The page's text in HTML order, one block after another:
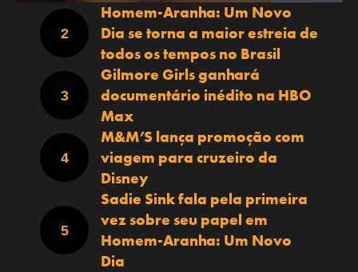
Homem-Aranha: Um Novo
Dia se torna a maior estreia de
todos os tempos no Brasil
Gilmore Girls ganhará
documentário inédito na HBO
Max
M&M’S lança promoção com
viagem para cruzeiro da
Disney
Sadie Sink fala pela primeira
vez sobre seu papel em
Homem-Aranha: Um Novo
Dia